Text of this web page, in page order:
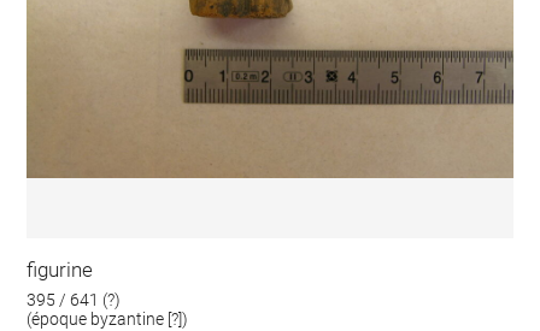
figurine
395 / 641 (?)
(époque byzantine [?])